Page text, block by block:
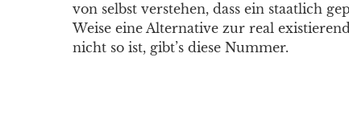
von selbst verstehen, dass ein staatlich
Weise eine Alternative zur real
nicht so ist, gibt’s diese Nummer.